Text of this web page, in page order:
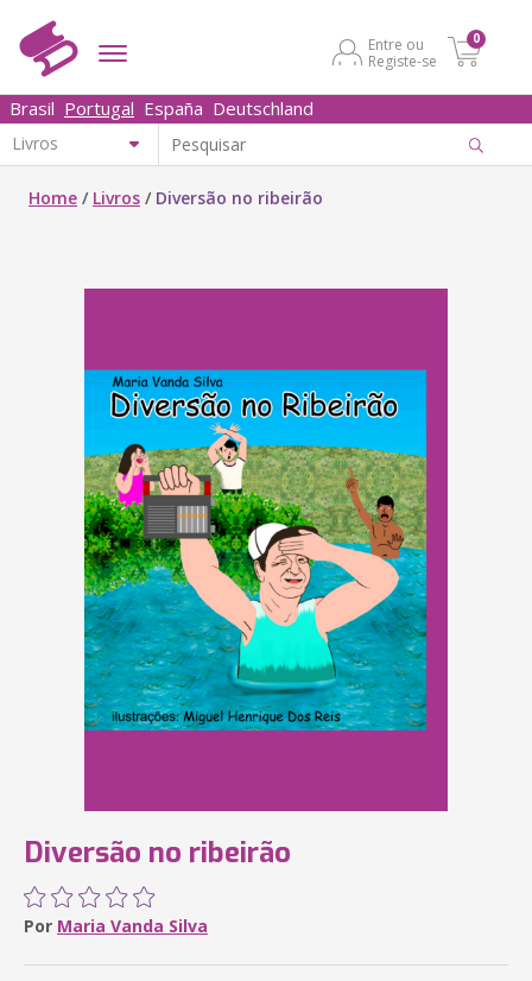
Entre ou
Registe-se
0
Brasil Portugal España Deutschland
Home / Livros / Diversão no ribeirão
Diversão no ribeirão
Por Maria Vanda Silva